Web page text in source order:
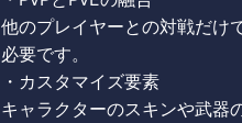
他のプレイヤーとの対戦だけ
必要です。
・カスタマイズ要素
キャラクターのスキンや武器